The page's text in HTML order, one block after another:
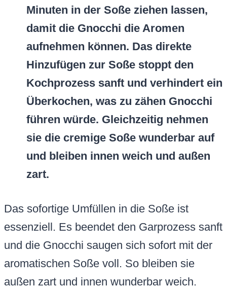
Minuten in der Soße ziehen lassen,
damit die Gnocchi die Aromen
aufnehmen können. Das direkte
Hinzufügen zur Soße stoppt den
Kochprozess sanft und verhindert ein
Überkochen, was zu zähen Gnocchi
führen würde. Gleichzeitig nehmen
sie die cremige Soße wunderbar auf
und bleiben innen weich und außen
zart.
Das sofortige Umfüllen in die Soße ist
essenziell. Es beendet den Garprozess sanft
und die Gnocchi saugen sich sofort mit der
aromatischen Soße voll. So bleiben sie
außen zart und innen wunderbar weich.